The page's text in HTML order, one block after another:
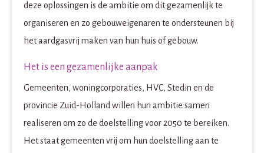
deze oplossingen is de ambitie om dit gezamenlijk te
organiseren en zo gebouweigenaren te ondersteunen bij
het aardgasvrij maken van hun huis of gebouw.
Het is een gezamenlijke aanpak
Gemeenten, woningcorporaties, HVC, Stedin en de
provincie Zuid-Holland willen hun ambitie samen
realiseren om zo de doelstelling voor 2050 te bereiken.
Het staat gemeenten vrij om hun doelstelling aan te